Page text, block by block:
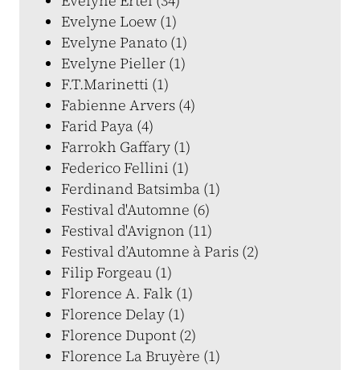
Evelyne Loew (1)
Evelyne Panato (1)
Evelyne Pieller (1)
F.T.Marinetti (1)
Fabienne Arvers (4)
Farid Paya (4)
Farrokh Gaffary (1)
Federico Fellini (1)
Ferdinand Batsimba (1)
Festival d'Automne (6)
Festival d'Avignon (11)
Festival d’Automne à Paris (2)
Filip Forgeau (1)
Florence A. Falk (1)
Florence Delay (1)
Florence Dupont (2)
Florence La Bruyère (1)